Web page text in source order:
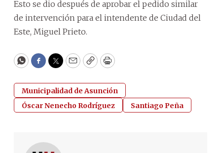
Esto se dio después de aprobar el pedido similar
de intervención para el intendente de Ciudad del
Este, Miguel Prieto.
WhatsApp
Facebook
Twitter
EmailCopyPrint
Municipalidad de Asunción
Óscar Nenecho Rodríguez
Santiago Peña